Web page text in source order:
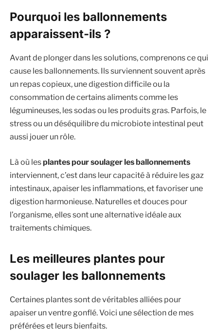
Pourquoi les ballonnements
apparaissent-ils ?
Avant de plonger dans les solutions, comprenons ce qui
cause les ballonnements. Ils surviennent souvent après
un repas copieux, une digestion difficile ou la
consommation de certains aliments comme les
légumineuses, les sodas ou les produits gras. Parfois, le
stress ou un déséquilibre du microbiote intestinal peut
aussi jouer un rôle.
Là où lesplantes pour soulager les ballonnements
interviennent, c’est dans leur capacité à réduire les gaz
intestinaux, apaiser les inflammations, et favoriser une
digestion harmonieuse. Naturelles et douces pour
l’organisme, elles sont une alternative idéale aux
traitements chimiques.
Les meilleures plantes pour
soulager les ballonnements
Certaines plantes sont de véritables alliées pour
apaiser un ventre gonflé. Voici une sélection de mes
préférées et leurs bienfaits.